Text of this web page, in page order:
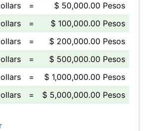
=
$ 50,000.00 Pesos
=
$ 100,000.00 Pesos
=
$ 200,000.00 Pesos
=
$ 500,000.00 Pesos
=
$ 1,000,000.00 Pesos
= $ 5,000,000.00 Pesos